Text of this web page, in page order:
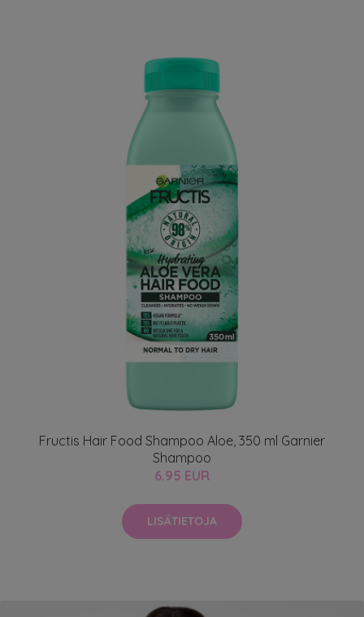
Fructis Hair Food Shampoo Aloe, 350 ml Garnier
Shampoo
6.95 EUR
LISÄTIETOJA